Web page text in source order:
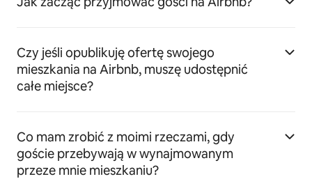
Czy jeśli opublikuję ofertę swojego
mieszkania na Airbnb, muszę udostępnić
całe miejsce?
Co mam zrobić z moimi rzeczami, gdy
goście przebywają w wynajmowanym
przeze mnie mieszkaniu?